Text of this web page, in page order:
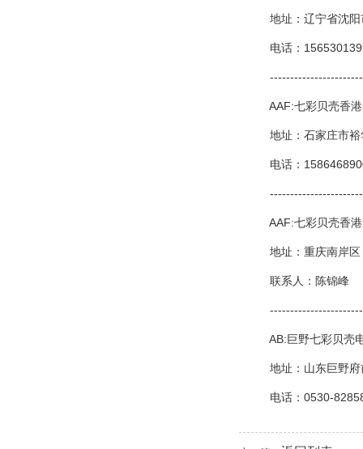
地址：辽宁省沈阳
电话：
AAF:七彩贝壳香港
地址：石家庄市裕
电话：
AAF:七彩贝壳香港
地址：重庆南岸区
联系人：陈锦峰
AB:巨野七彩贝壳
地址：山东巨野府
电话：0530-